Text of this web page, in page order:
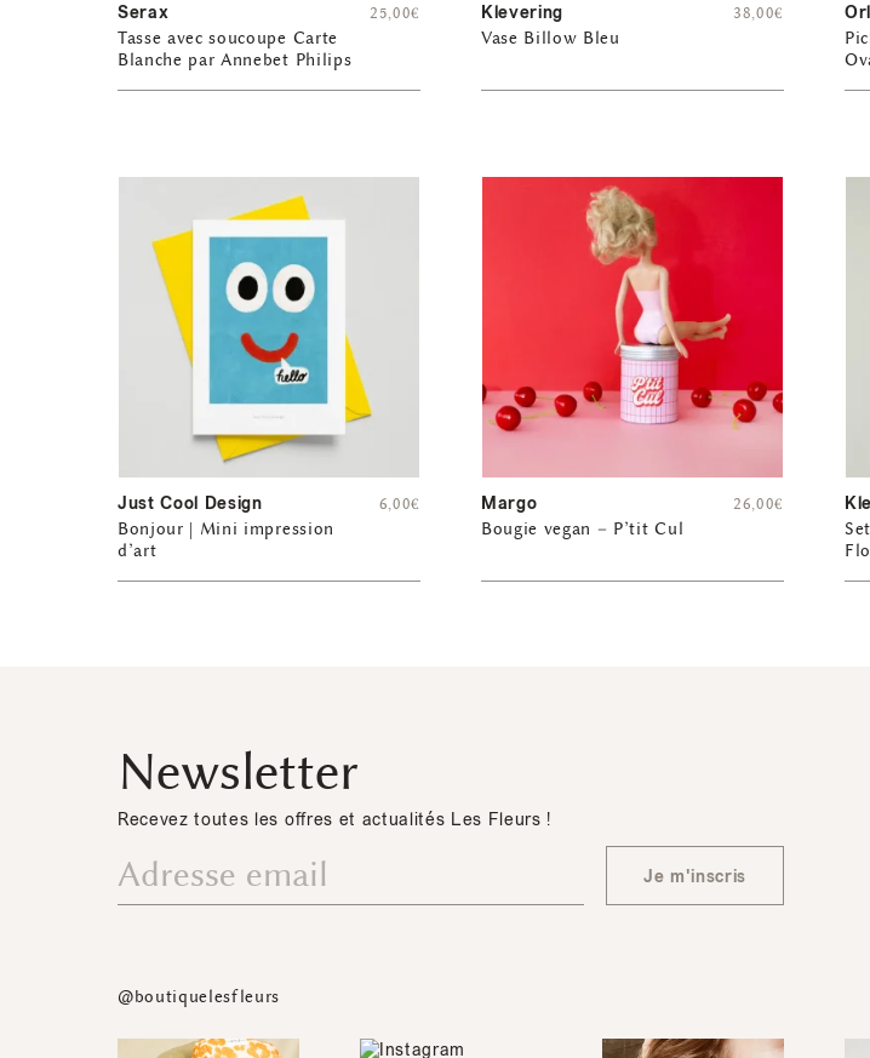
Serax
Tasse avec soucoupe Carte
Blanche par Annebet Philips
25,00€ Klevering
Vase Billow Bleu
38,00€
Just Cool Design
Bonjour | Mini impression
d’art
6,00€ Margo
Bougie vegan – P’tit Cul
26,00€
Newsletter
Recevez toutes les offres et actualités Les Fleurs !
Je m'inscris
@boutiquelesfleurs